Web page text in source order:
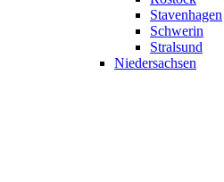
Stavenhagen
Schwerin
Stralsund
Niedersachsen